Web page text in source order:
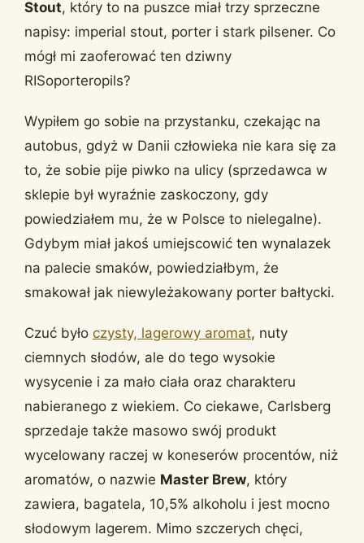
Stout, który to na puszce miał trzy sprzeczne
napisy: imperial stout, porter i stark pilsener. Co
mógł mi zaoferować ten dziwny
RISoporteropils?
Wypiłem go sobie na przystanku, czekając na
autobus, gdyż w Danii człowieka nie kara się za
to, że sobie pije piwko na ulicy (sprzedawca w
sklepie był wyraźnie zaskoczony, gdy
powiedziałem mu, że w Polsce to nielegalne).
Gdybym miał jakoś umiejscowić ten wynalazek
na palecie smaków, powiedziałbym, że
smakował jak niewyleżakowany porter bałtycki.
Czuć było czysty, lagerowy aromat, nuty
ciemnych słodów, ale do tego wysokie
wysycenie i za mało ciała oraz charakteru
nabieranego z wiekiem. Co ciekawe, Carlsberg
sprzedaje także masowo swój produkt
wycelowany raczej w koneserów procentów, niż
aromatów, o nazwie Master Brew, który
zawiera, bagatela, 10,5% alkoholu i jest mocno
słodowym lagerem. Mimo szczerych chęci,